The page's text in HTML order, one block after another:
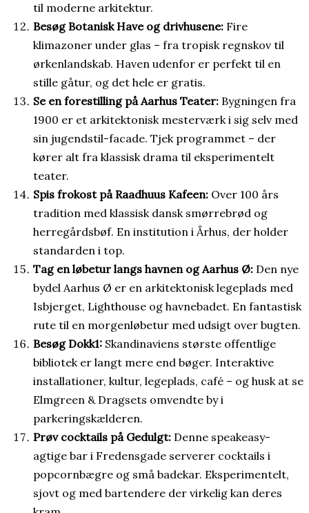
til moderne arkitektur.
Besøg Botanisk Have og drivhusene: Fire
klimazoner under glas – fra tropisk regnskov til
ørkenlandskab. Haven udenfor er perfekt til en
stille gåtur, og det hele er gratis.
Se en forestilling på Aarhus Teater: Bygningen fra
1900 er et arkitektonisk mesterværk i sig selv med
sin jugendstil-facade. Tjek programmet – der
kører alt fra klassisk drama til eksperimentelt
teater.
Spis frokost på Raadhuus Kafeen: Over 100 års
tradition med klassisk dansk smørrebrød og
herregårdsbøf. En institution i Århus, der holder
standarden i top.
Tag en løbetur langs havnen og Aarhus Ø: Den nye
bydel Aarhus Ø er en arkitektonisk legeplads med
Isbjerget, Lighthouse og havnebadet. En fantastisk
rute til en morgenløbetur med udsigt over bugten.
Besøg Dokk1: Skandinaviens største offentlige
bibliotek er langt mere end bøger. Interaktive
installationer, kultur, legeplads, café – og husk at se
Elmgreen & Dragsets omvendte by i
parkeringskælderen.
Prøv cocktails på Gedulgt: Denne speakeasy-
agtige bar i Fredensgade serverer cocktails i
popcornbægre og små badekar. Eksperimentelt,
sjovt og med bartendere der virkelig kan deres